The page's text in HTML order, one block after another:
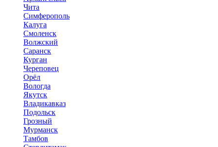
Чита
Симферополь
Калуга
Смоленск
Волжский
Саранск
Курган
Череповец
Орёл
Вологда
Якутск
Владикавказ
Подольск
Грозный
Мурманск
Тамбов